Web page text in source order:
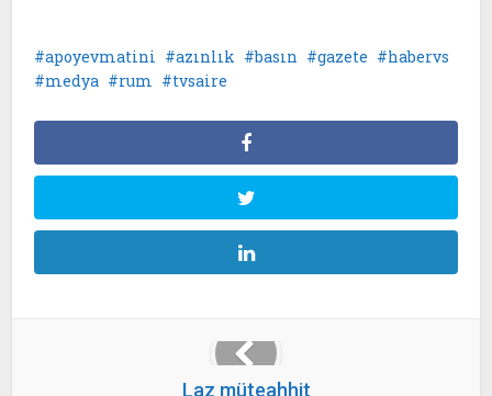
apoyevmatini azınlık basın gazete
habervs
medya
rum tvsaire
Laz müteahhit